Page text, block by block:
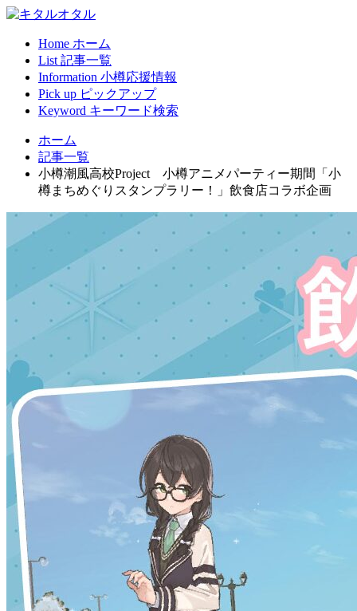
Home ホーム
List 記事一覧
Information 小樽応援情報
Pick up ピックアップ
Keyword キーワード検索
ホーム
記事一覧
小樽潮風高校Project 小樽アニメパーティー期間「小
樽まちめぐりスタンプラリー！」飲食店コラボ企画